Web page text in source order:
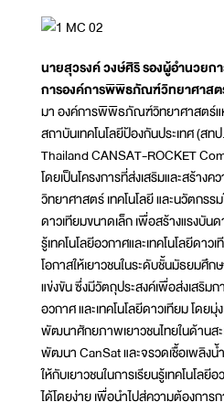
นายสุวรงค์ วงษ์ศิริ รองผู้อำนวยก
การองค์การพิพิธภัณฑ์วิทยาศาสต
มา องค์การพิพิธภัณฑ์วิทยาศาสตร์แ
สถาบันเทคโนโลยีป้องกันประเทศ (สท
Thailand CANSAT-ROCKET
โดยเป็นโครงการที่ส่งเสริมและสร้าง
วิทยาศาสตร์ เทคโนโลยี และนวัตกรร
ดาวเทียมขนาดเล็ก เพื่อสร้างแรงบันด
รู้เทคโนโลยีอวกาศและเทคโนโลยีดาว
โอกาสให้เยาวชนในระดับชั้นมัธยมศึ
แข่งขัน ซึ่งมีวัตถุประสงค์เพื่อส่งเสริมก
อวกาศ และเทคโนโลยีดาวเทียม โด
พัฒนาศักยภาพเยาวชนไทยในด้านส
พัฒนา CanSat และจรวดเชื้อเพลิงน้
ให้กับเยาวชนในการเรียนรู้เทคโนโลยี
ได้โดยง่าย เพื่อนำไปสู่ความต้องการ